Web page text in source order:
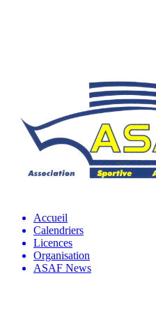
Accueil
Calendriers
Licences
Organisation
ASAF News